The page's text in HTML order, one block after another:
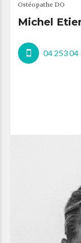
Ostéopathe DO
Michel
04 253 04